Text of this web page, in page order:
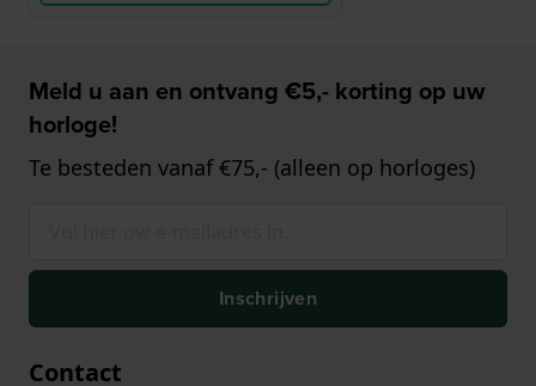
Meld u aan en ontvang €5,- korting op uw
horloge!
Te besteden vanaf €75,- (alleen op horloges)
Inschrijven
Contact